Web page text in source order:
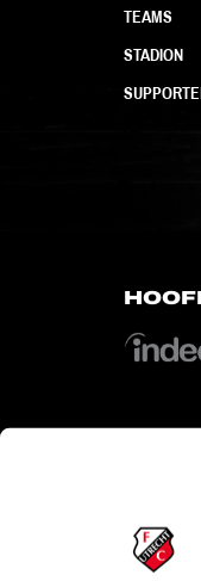
TEAMS
STADION